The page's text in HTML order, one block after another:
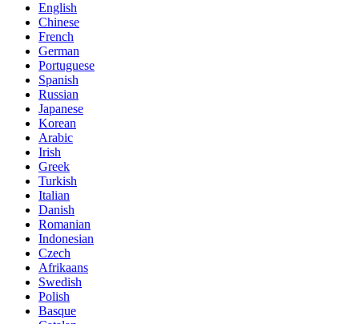
English
Chinese
French
German
Portuguese
Spanish
Russian
Japanese
Korean
Arabic
Irish
Greek
Turkish
Italian
Danish
Romanian
Indonesian
Czech
Afrikaans
Swedish
Polish
Basque